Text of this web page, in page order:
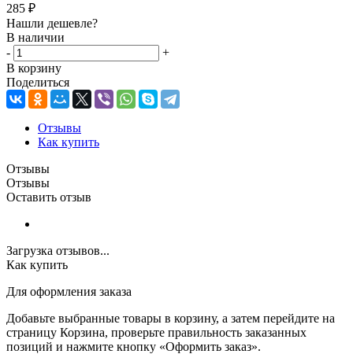
285 ₽
Нашли дешевле?
В наличии
-
+
В корзину
Поделиться
Отзывы
Как купить
Отзывы
Отзывы
Оставить отзыв
Загрузка отзывов...
Как купить
Для оформления заказа
Добавьте выбранные товары в корзину, а затем перейдите на
страницу Корзина, проверьте правильность заказанных
позиций и нажмите кнопку «Оформить заказ».